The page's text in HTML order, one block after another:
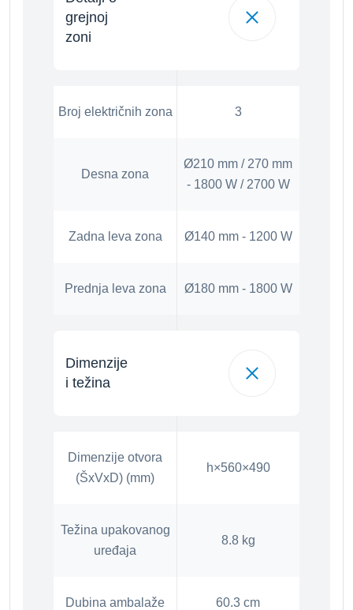
grejnoj
zoni
Broj električnih zona 3
Desna zona
Ø210 mm / 270 mm
- 1800 W / 2700 W
Zadna leva zona Ø140 mm - 1200 W
Prednja leva zona Ø180 mm - 1800 W
Dimenzije
i težina
Dimenzije otvora
(ŠxVxD) (mm)
h×560×490
Težina upakovanog
uređaja
8.8 kg
Dubina ambalaže 60.3 cm